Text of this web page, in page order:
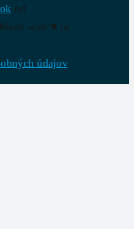
od
with ♥ in
údajov